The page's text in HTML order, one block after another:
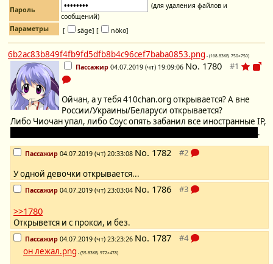
Пароль
(для удаления файлов и
сообщений)
Параметры
[ säge] [ nöko]
6b2ac83b849f4fb9fd5dfb8b4c96cef7baba0853.png - (168.83KB, 750×750)
Пассажир 04.07.2019 (чт) 19:09:06 No. 1780
Ойчан, а у тебя 410chan.org открывается? А вне
России/Украины/Беларуси открывается?
Либо Чиочан упал, либо Соус опять забанил все иностранные IP,
.
Пассажир 04.07.2019 (чт) 20:33:08 No. 1782
У одной девочки открывается...
Пассажир 04.07.2019 (чт) 23:03:04 No. 1786
>>1780
Открывется и с прокси, и без.
Пассажир 04.07.2019 (чт) 23:23:26 No. 1787
он лежал.png - (55.83KB, 972×478)